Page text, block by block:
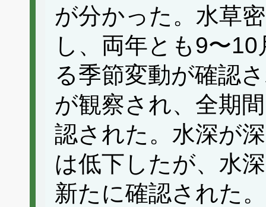
が分かった。水草
し、両年とも9〜
る季節変動が確認
が観察され、全期
認された。水深が
は低下したが、水
新たに確認された